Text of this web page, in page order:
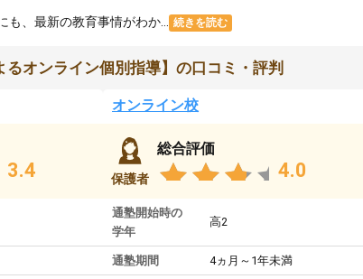
、最新の教育事情がわか...
続きを読む
るオンライン個別指導】の口コミ・評判
3.4
オンライン校
保護者
総合評価
4.0
通塾開始時の
学年
高2
通塾期間 4ヵ月～1年未満